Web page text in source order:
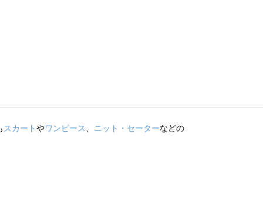
スカートやワンピース ニット・セーターなどの